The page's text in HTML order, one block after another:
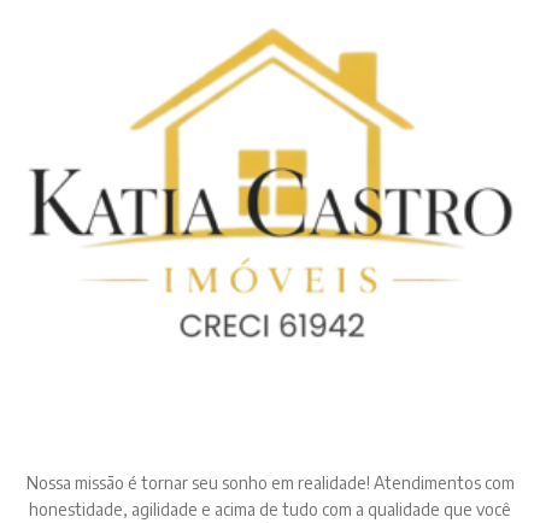
Nossa missão é tornar seu sonho em realidade! Atendimentos com
honestidade, agilidade e acima de tudo com a qualidade que você